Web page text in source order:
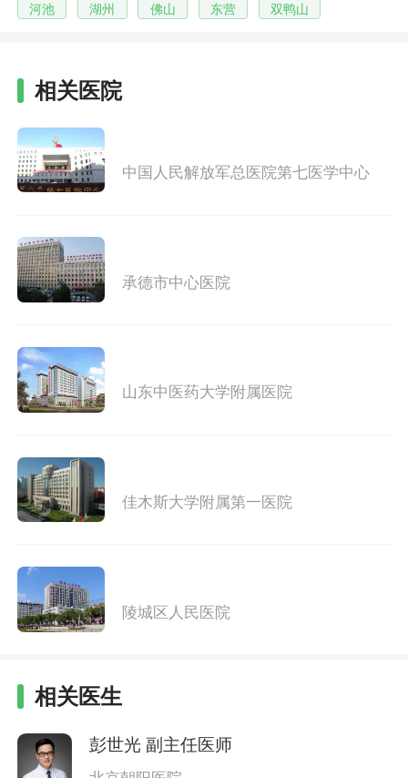
河池 湖州 佛山 东营 双鸭山
相关医院
中国人民解放军总医院第七医学中心
承德市中心医院
山东中医药大学附属医院
佳木斯大学附属第一医院
陵城区人民医院
相关医生
彭世光 副主任医师